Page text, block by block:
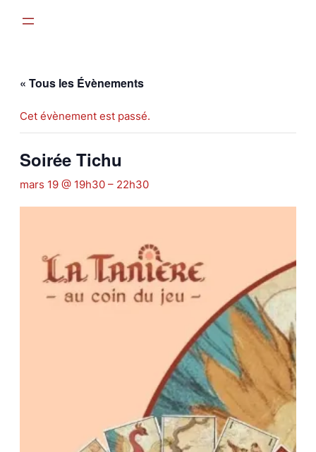
« Tous les Évènements
Cet évènement est passé.
Soirée Tichu
mars 19 @ 19h30 – 22h30